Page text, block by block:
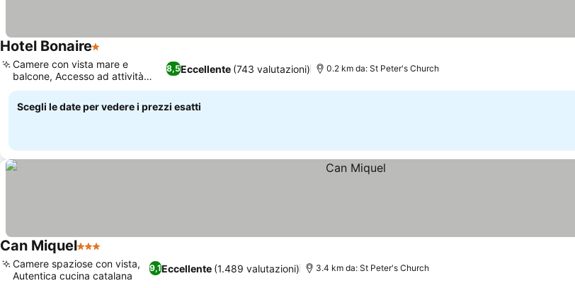
Hotel Bonaire1 Stelle
8,5Eccellente (743 valutazioni)
Camere con vista mare e
balcone, Accesso ad attività
costiere
0.2 km da: St Peter's Church
Scegli le date per vedere i prezzi esatti
Can Miquel3 Stelle
9,1Eccellente (1.489 valutazioni)
Camere spaziose con vista,
Autentica cucina catalana
3.4 km da: St Peter's Church